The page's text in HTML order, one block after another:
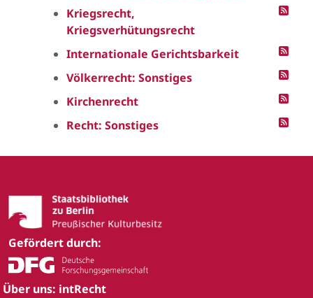
Kriegsrecht,
Kriegsverhütungsrecht
Internationale Gerichtsbarkeit
Völkerrecht: Sonstiges
Kirchenrecht
Recht: Sonstiges
Gefördert durch:
Über uns: intRecht